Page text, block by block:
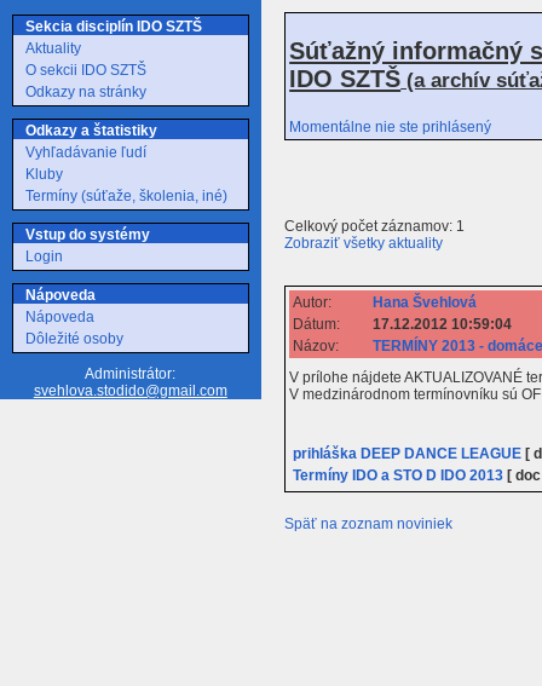
Sekcia disciplín IDO SZTŠ
Aktuality
O sekcii IDO SZTŠ
Odkazy na stránky
Odkazy a štatistiky
Vyhľadávanie ľudí
Kluby
Termíny (súťaže, školenia, iné)
Vstup do systémy
Login
Nápoveda
Nápoveda
Dôležité osoby
Administrátor:
svehlova.stodido@gmail.com
Súťažný informačný
IDO SZTŠ (a archív
Momentálne nie ste prihlásený
Celkový počet záznamov: 1
Zobraziť všetky aktuality
Autor:
Hana Švehlová
Dátum:
17.12.2012 10:59:04
Názov:
TERMÍNY 2013 -
V prílohe nájdete AKTUALIZOVANÉ
V medzinárodnom termínovníku sú
prihláška DEEP DANCE LEAGUE [
Termíny IDO a STO D IDO 2013 [
Späť na zoznam noviniek